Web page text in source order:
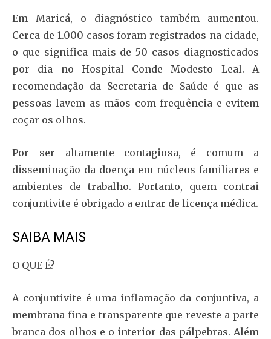
Em Maricá, o diagnóstico também aumentou.
Cerca de 1.000 casos foram registrados na cidade,
o que significa mais de 50 casos diagnosticados
por dia no Hospital Conde Modesto Leal. A
recomendação da Secretaria de Saúde é que as
pessoas lavem as mãos com frequência e evitem
coçar os olhos.
Por ser altamente contagiosa, é comum a
disseminação da doença em núcleos familiares e
ambientes de trabalho. Portanto, quem contrai
conjuntivite é obrigado a entrar de licença médica.
SAIBA MAIS
O QUE É?
A conjuntivite é uma inflamação da conjuntiva, a
membrana fina e transparente que reveste a parte
branca dos olhos e o interior das pálpebras. Além